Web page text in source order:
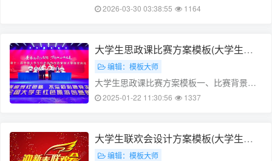
目背景随着我国经济的快速发展和社会进
的过程中，很多大学生由于缺乏实践经验和
相关知识，导致实践效果不佳。因此，为了
提高……
2026-03-30 03:38:55 1164
大学生思政课比赛方案模板(大学生思
政公开课比赛)
编辑：模板大师
大学生思政课比赛方案模板一、比赛背景为
了深入学习贯彻习近平新时代中国特色社会
课比赛。比赛旨在发掘和培养学生的思想道
德素质,提高学生的政治觉悟和道德水……
2025-01-22 11:30:56 1337
大学生联欢会设计方案模板(大学生联
欢晚会策划)
编辑：模板大师